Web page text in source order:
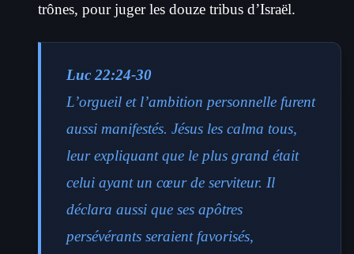
trônes, pour juger les douze tribus d’Israël.
Luc 22:24-30
L’orgueil et l’ambition personnelle furent
aussi manifestés. Jésus les calma tous,
leur expliquant que le plus grand était
celui ayant un cœur de serviteur. Il
déclara aussi que ses apôtres
persévérants seraient favorisés,